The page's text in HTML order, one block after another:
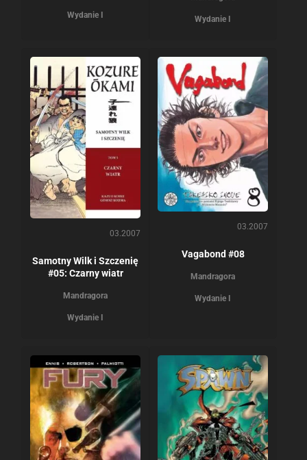
Wydanie I Wydanie I
03.2007
Samotny Wilk i Szczenię
#05: Czarny wiatr
Mandragora
Wydanie I
03.2007
Vagabond #08
Mandragora
Wydanie I